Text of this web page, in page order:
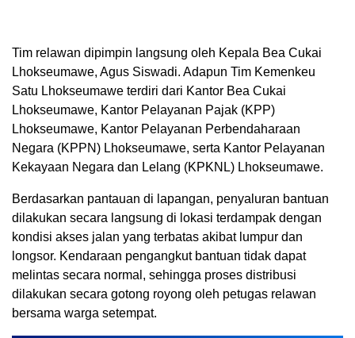
Tim relawan dipimpin langsung oleh Kepala Bea Cukai
Lhokseumawe, Agus Siswadi. Adapun Tim Kemenkeu
Satu Lhokseumawe terdiri dari Kantor Bea Cukai
Lhokseumawe, Kantor Pelayanan Pajak (KPP)
Lhokseumawe, Kantor Pelayanan Perbendaharaan
Negara (KPPN) Lhokseumawe, serta Kantor Pelayanan
Kekayaan Negara dan Lelang (KPKNL) Lhokseumawe.
Berdasarkan pantauan di lapangan, penyaluran bantuan
dilakukan secara langsung di lokasi terdampak dengan
kondisi akses jalan yang terbatas akibat lumpur dan
longsor. Kendaraan pengangkut bantuan tidak dapat
melintas secara normal, sehingga proses distribusi
dilakukan secara gotong royong oleh petugas relawan
bersama warga setempat.